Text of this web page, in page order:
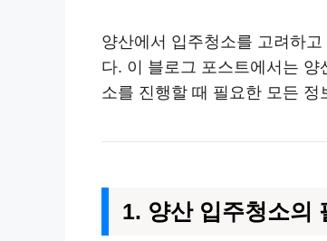
양산에서 입주청소를 고려하
다. 이 블로그 포스트에서는
소를 진행할 때 필요한 모든
1. 양산 입주청소의